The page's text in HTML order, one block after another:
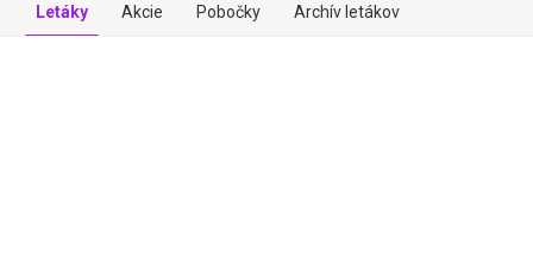
Letáky Akcie Pobočky Archív letákov